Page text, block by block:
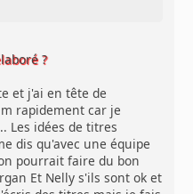
?
et j'ai en tête de
rapidement car je
Les idées de titres
dis qu'avec une équipe
pourrait faire du bon
Et Nelly s'ils sont ok et